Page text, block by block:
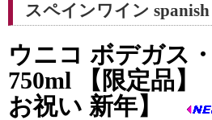
スペインワイン
ウニコ ボデガス
750ml 【限定品】
お祝い 新年】